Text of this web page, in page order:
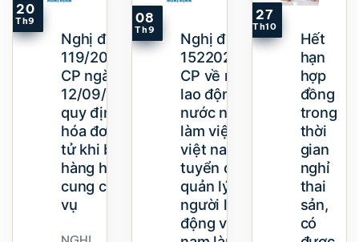
Nghị định
119/2018/NĐ-
CP ngày
12/09/2018
quy định về
hóa đơn điện
tử khi bán
hàng hóa,
cung cấp dịch
vụ
20
Th9
Nghị định
1522020NĐ-
CP về người
lao động
nước ngoài
làm việc tại
việt nam và
tuyển dụng,
quản lý
người lao
động việt
08
Th9
Hết
hạn
hợp
đồng
trong
thời
gian
nghỉ
thai
sản,
có
27
Th10